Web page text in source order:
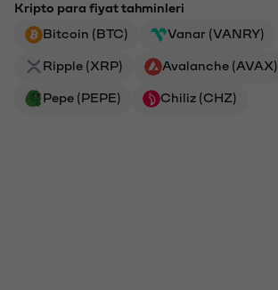
Kripto para fiyat tahminleri
Bitcoin (BTC)
Vanar (VANRY)
Ripple (XRP) Avalanche (AVAX)
Pepe (PEPE) Chiliz (CHZ)